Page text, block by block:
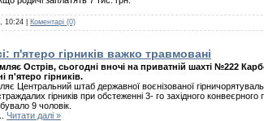
10:24 Коментарі (0)
п'ятеро гірників важко травмовані
Острів, сьогодні вночі на приватній шахті №222
п'ятеро гірників.
Центральний штаб державної воєнізованої
гірників при обстеженні 3- го західного
9 чоловік.
Читати далі »